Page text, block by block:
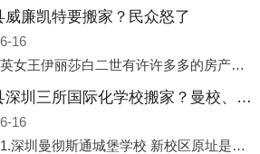
威廉凯特要搬家？民众怒了
16
辽阳县英女王伊丽莎白二世有许许多多的房产，遍布英国各地。而作为英女王的亲孙子、未来的英国国王，威廉王子自然也能享受到女王的房产。目前，威廉凯特以及三个孩子有两个经常居住的地点，一处是位于伦敦的肯辛顿宫，一处
辽阳县深圳三所国际化学校搬家？曼校、QSI、南山中英文搬走了
16
辽阳县1.深圳曼彻斯通城堡学校 新校区原址是蛇口国际据悉，此次曼彻斯通城堡学校搬迁到蛇口新校区的开办与蛇口外籍人员子女学校（蛇口国际）有很大的关联。2021年，太子湾实验部就宣布在2022年正式并入蛇口外籍